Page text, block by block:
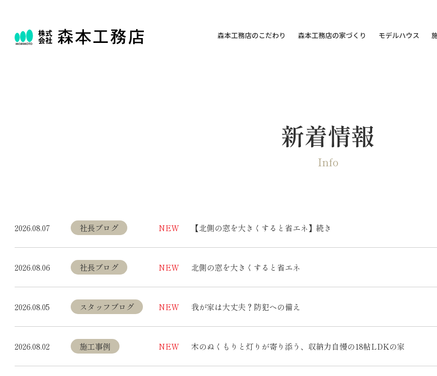
森本工務店のこだわり 森本工務店の家づくり モデルハウス
新着情報
Info
2026.08.07 社長ブログ NEW 【北側の窓を大きくすると省エネ】続き
2026.08.06 社長ブログ NEW 北側の窓を大きくすると省エネ
2026.08.05 スタッフブログ NEW 我が家は大丈夫？防犯への備え
2026.08.02 施工事例 NEW 木のぬくもりと灯りが寄り添う、収納力自慢の18帖LDKの家